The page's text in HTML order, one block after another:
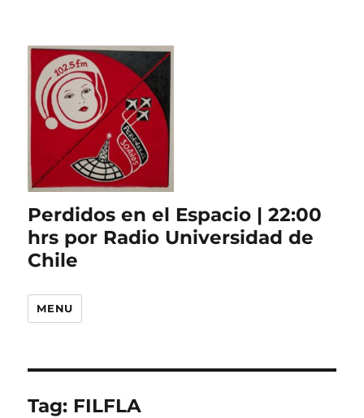
Perdidos en el Espacio | 22:00
hrs por Radio Universidad de
Chile
MENU
Tag: FILFLA